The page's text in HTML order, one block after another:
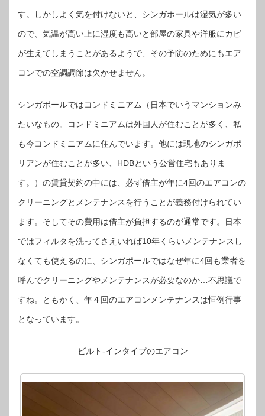
す。しかしよく気を付けないと、シンガポールは湿気が多い
ので、気温が高い上に湿度も高いと部屋の家具や洋服にカビ
が生えてしまうことがあるようで、その予防のためにもエア
コンでの空調調節は欠かせません。
シンガポールではコンドミニアム（日本でいうマンションみ
たいなもの。コンドミニアムは外国人が住むことが多く、私
も今コンドミニアムに住んでいます。他には現地のシンガポ
リアンが住むことが多い、HDBという公営住宅もありま
す。）の賃貸契約の中には、必ず借主が年に4回のエアコンの
クリーニングとメンテナンスを行うことが義務付けられてい
ます。そしてその費用は借主が負担するのが通常です。日本
ではフィルタを洗ってさえいれば10年くらいメンテナンスし
なくても使えるのに、シンガポールではなぜ年に4回も業者を
呼んでクリーニングやメンテナンスが必要なのか…不思議で
すね。ともかく、年４回のエアコンメンテナンスは恒例行事
となっています。
ビルト-インタイプのエアコン